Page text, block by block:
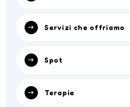
Servizi che offriamo
Spot
Terapie